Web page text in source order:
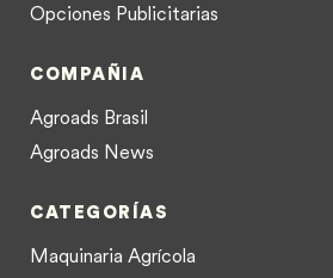
Opciones Publicitarias
COMPAÑIA
Agroads Brasil
Agroads News
CATEGORÍAS
Maquinaria Agrícola